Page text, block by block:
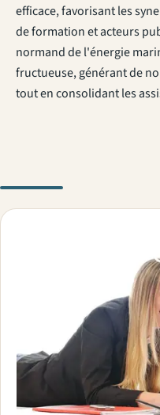
efficace, favorisant les
de formation et acteurs
normand de l'énergie
fructueuse, générant de
tout en consolidant les